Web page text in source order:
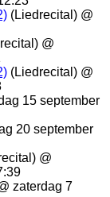
(Liedrecital) @
@
(Liedrecital) @
15 september
20 september
@
zaterdag 7